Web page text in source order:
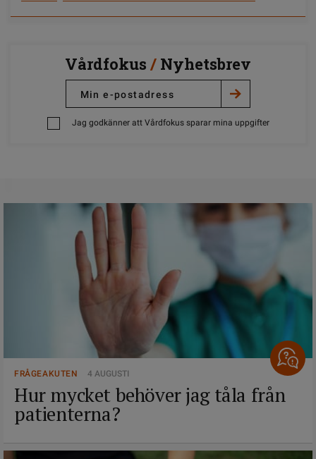
Vårdfokus / Nyhetsbrev
Jag godkänner att Vårdfokus sparar mina uppgifter
FRÅGEAKUTEN 4 AUGUSTI
Hur mycket behöver jag tåla från
patienterna?